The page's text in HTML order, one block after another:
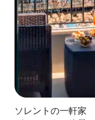
ソレントの一軒家